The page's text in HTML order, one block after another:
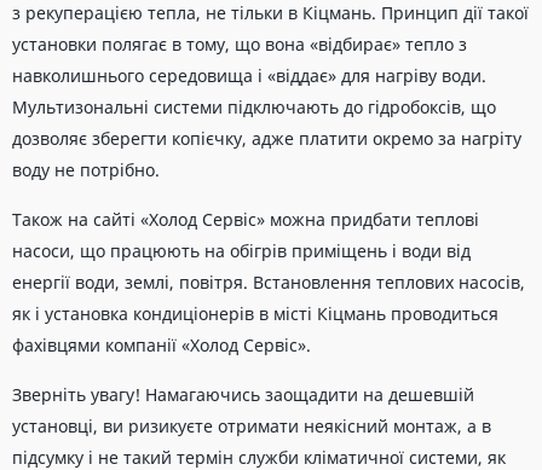
з рекуперацією тепла, не тільки в Кіцмань. Принцип дії такої
установки полягає в тому, що вона «відбирає» тепло з
навколишнього середовища і «віддає» для нагріву води.
Мультизональні системи підключають до гідробоксів, що
дозволяє зберегти копієчку, адже платити окремо за нагріту
воду не потрібно.
Також на сайті «Холод Сервіс» можна придбати теплові
насоси, що працюють на обігрів приміщень і води від
енергії води, землі, повітря. Встановлення теплових насосів,
як і установка кондиціонерів в місті Кіцмань проводиться
фахівцями компанії «Холод Сервіс».
Зверніть увагу! Намагаючись заощадити на дешевшій
установці, ви ризикуєте отримати неякісний монтаж, а в
підсумку і не такий термін служби кліматичної системи, як